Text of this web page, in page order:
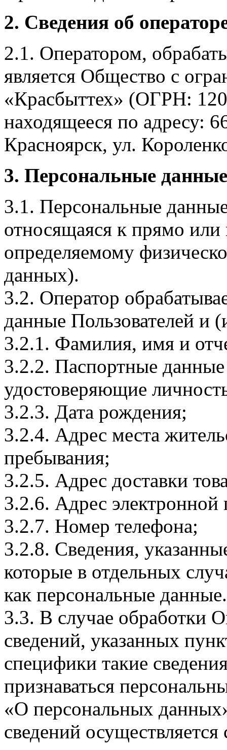
2. Сведения об
2.1. Оператором,
является Общество с
«Красбыттех» (ОГРН:
находящееся по адресу:
Красноярск, ул.
3. Персональные
3.1. Персональные
относящаяся к прямо
определяемому
данных).
3.2. Оператор
данные Пользователей и
3.2.1. Фамилия, имя и
3.2.2. Паспортные
удостоверяющие
3.2.3. Дата рождения;
3.2.4. Адрес места
пребывания;
3.2.5. Адрес доставки
3.2.6. Адрес электронной
3.2.7. Номер телефона;
3.2.8. Сведения,
которые в отдельных
как персональные данные.
3.3. В случае обработки
сведений, указанных
специфики такие
признаваться
«О персональных
сведений